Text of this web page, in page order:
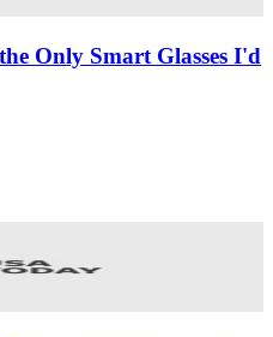
Only Smart Glasses I'd